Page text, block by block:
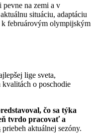
pevne na zemi a v
situáciu, adaptáciu
februárovým olympijským
lige sveta,
o poschodie
čo sa týka
tvrdo pracovať a
priebeh aktuálnej sezóny.